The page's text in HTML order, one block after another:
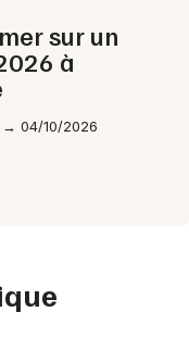
sur un
à
04/10/2026